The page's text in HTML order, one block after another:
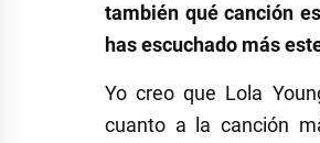
también qué canción
has escuchado más
Yo creo que Lola
cuanto a la canción